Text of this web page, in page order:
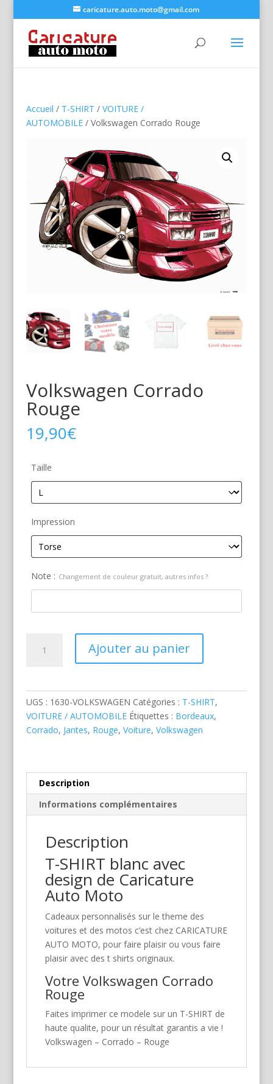
caricature.auto.moto@gmail.com
Accueil / T-SHIRT / VOITURE /
AUTOMOBILE/ Volkswagen Corrado Rouge
Volkswagen Corrado
Rouge
19,90€
Taille
Impression
Note : Changement de couleur gratuit, autres infos ?
Ajouter au panier
UGS : 1630-VOLKSWAGEN Catégories : T-SHIRT,
VOITURE / AUTOMOBILE Étiquettes : Bordeaux,
Corrado, Jantes, Rouge, Voiture, Volkswagen
Description
Informations complémentaires
Description
T-SHIRT blanc avec
design de Caricature
Auto Moto
Cadeaux personnalisés sur le theme des
voitures et des motos c’est chez CARICATURE
AUTO MOTO, pour faire plaisir ou vous faire
plaisir avec des t shirts originaux.
Votre Volkswagen Corrado
Rouge
Faites imprimer ce modele sur un T-SHIRT de
haute qualite, pour un résultat garantis a vie !
Volkswagen – Corrado – Rouge